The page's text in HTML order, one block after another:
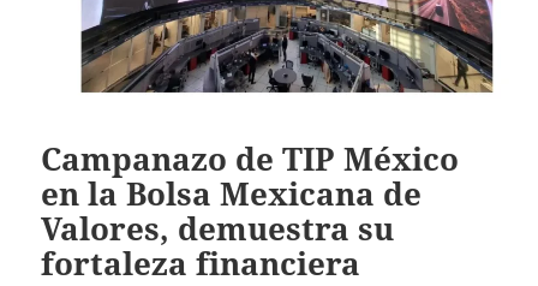
Campanazo de TIP México
en la Bolsa Mexicana de
Valores, demuestra su
fortaleza financiera